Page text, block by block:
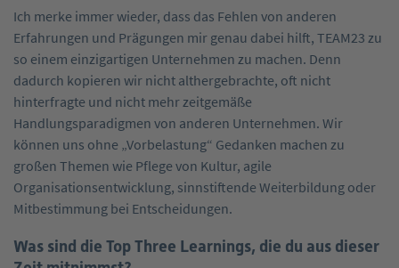
Ich merke immer wieder, dass das Fehlen von anderen
Erfahrungen und Prägungen mir genau dabei hilft, TEAM23 zu
so einem einzigartigen Unternehmen zu machen. Denn
dadurch kopieren wir nicht althergebrachte, oft nicht
hinterfragte und nicht mehr zeitgemäße
Handlungsparadigmen von anderen Unternehmen. Wir
können uns ohne „Vorbelastung“ Gedanken machen zu
großen Themen wie Pflege von Kultur, agile
Organisationsentwicklung, sinnstiftende Weiterbildung oder
Mitbestimmung bei Entscheidungen.
Was sind die Top Three Learnings, die du aus dieser